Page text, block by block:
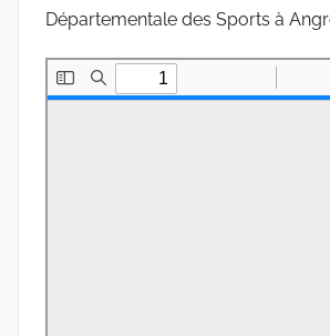
Départementale des Sports à